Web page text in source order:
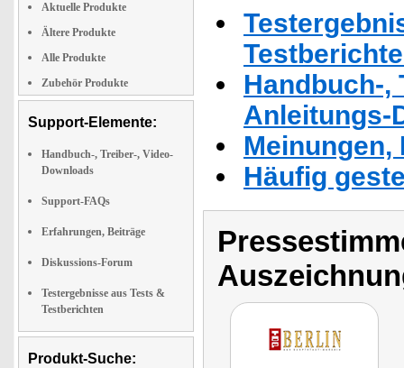
Aktuelle Produkte
Ältere Produkte
Alle Produkte
Zubehör Produkte
Support-Elemente:
Handbuch-, Treiber-, Video-
Downloads
Support-FAQs
Erfahrungen, Beiträge
Diskussions-Forum
Testergebnisse aus Tests &
Testberichten
Produkt-Suche:
Handbuch-,
Anleitungs-
Häufig